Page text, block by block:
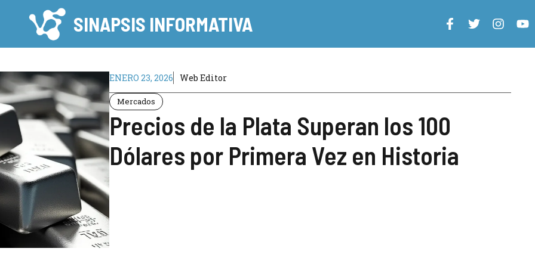
SINAPSIS INFORMATIVA
ENERO 23, 2026 Web Editor
Mercados
Precios de la Plata Superan los 100
Dólares por Primera Vez en Historia